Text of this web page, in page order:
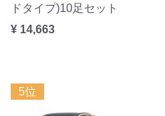
ドタイプ)10足セット
¥ 14,663
5位